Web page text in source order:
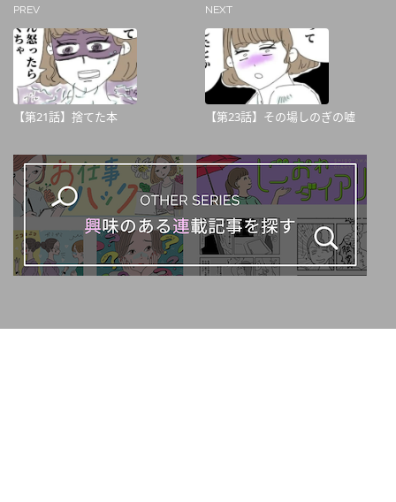
PREV
【第21話】捨てた本
NEXT
【第23話】その場しのぎの嘘